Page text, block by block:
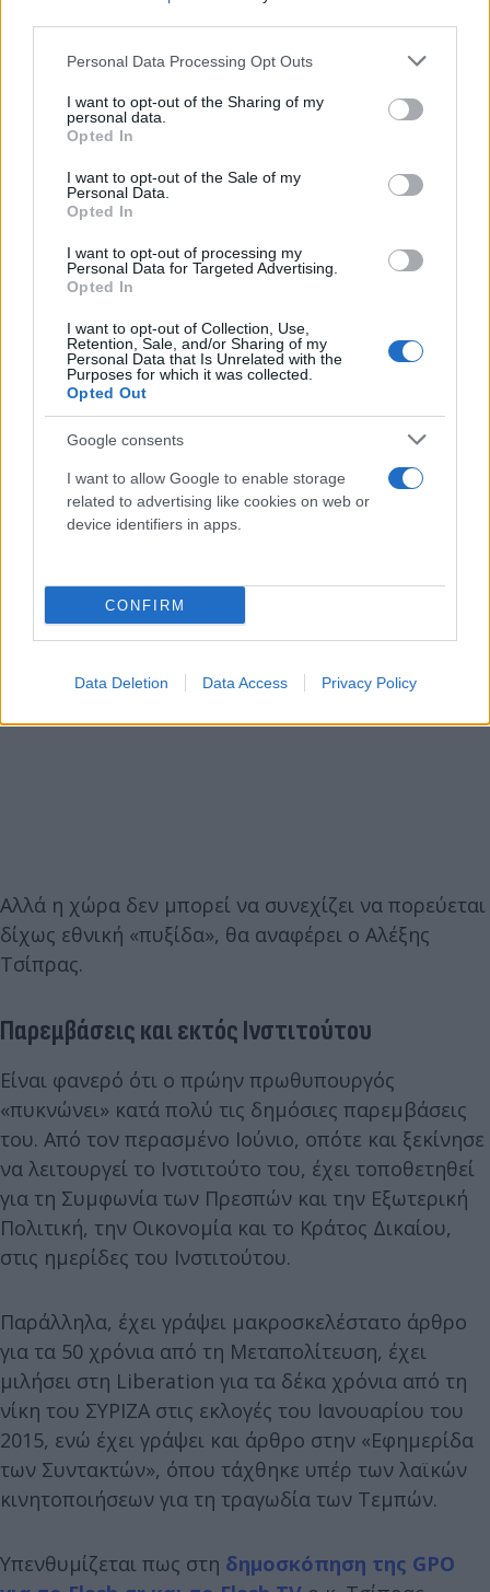
Please note that this website/app uses one or more Google
not limited to your visit or usage behaviour. You may click to
grant or deny consent to Google and its third-party tags to
use your data for below specified purposes in below Google
consent section.
Personal Data Processing Opt Outs
I want to opt-out of the Sharing of my
personal data.
Opted In
I want to opt-out of the Sale of my
Personal Data.
Opted In
I want to opt-out of processing my
Personal Data for Targeted Advertising.
Opted In
I want to opt-out of Collection, Use,
Retention, Sale, and/or Sharing of my
Personal Data that Is Unrelated with the
Purposes for which it was collected.
Opted Out
Google consents
I want to allow Google to enable storage
related to advertising like cookies on web or
device identifiers in apps.
CONFIRM
Data Deletion Data Access Privacy Policy
παρέμβει και θα ζητήσει την αλλαγή στρατηγικής.
Κάτι που θεωρεί ότι είναι επιβεβλημένο και θα
ότι αυτή την αλλαγή πορείας δεν μπορεί να την
επιτύχει η παρούσα κυβέρνηση.
Αλλά η χώρα δεν μπορεί να συνεχίζει να πορεύεται
δίχως εθνική «πυξίδα», θα αναφέρει ο Αλέξης
Τσίπρας.
Παρεμβάσεις και εκτός Ινστιτούτου
Είναι φανερό ότι ο πρώην πρωθυπουργός
«πυκνώνει» κατά πολύ τις δημόσιες παρεμβάσεις
του. Από τον περασμένο Ιούνιο, οπότε και ξεκίνησε
να λειτουργεί το Ινστιτούτο του, έχει τοποθετηθεί
για τη Συμφωνία των Πρεσπών και την Εξωτερική
Πολιτική, την Οικονομία και το Κράτος Δικαίου,
στις ημερίδες του Ινστιτούτου.
Παράλληλα, έχει γράψει μακροσκελέστατο άρθρο
για τα 50 χρόνια από τη Μεταπολίτευση, έχει
μιλήσει στη Liberation για τα δέκα χρόνια από τη
νίκη του ΣΥΡΙΖΑ στις εκλογές του Ιανουαρίου του
2015, ενώ έχει γράψει και άρθρο στην «Εφημερίδα
των Συντακτών», όπου τάχθηκε υπέρ των λαϊκών
κινητοποιήσεων για τη τραγωδία των Τεμπών.
Υπενθυμίζεται πως στη δημοσκόπηση της GPO